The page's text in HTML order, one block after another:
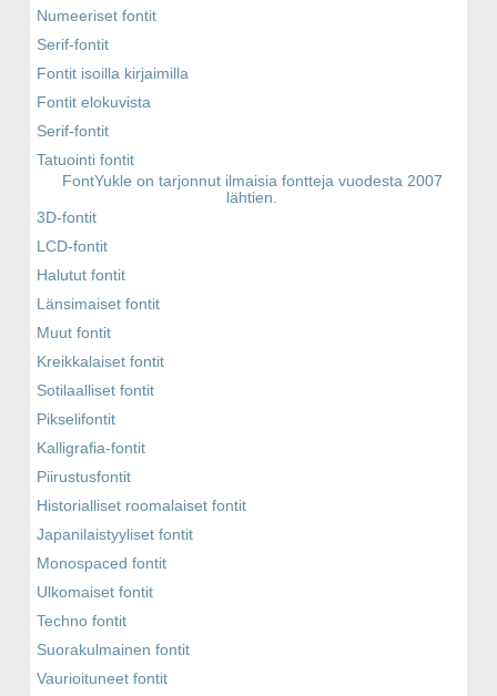
Numeeriset fontit
Serif-fontit
Fontit isoilla kirjaimilla
Fontit elokuvista
Serif-fontit
Tatuointi fontit
FontYukle on tarjonnut ilmaisia fontteja vuodesta 2007
lähtien.
3D-fontit
LCD-fontit
Halutut fontit
Länsimaiset fontit
Muut fontit
Kreikkalaiset fontit
Sotilaalliset fontit
Pikselifontit
Kalligrafia-fontit
Piirustusfontit
Historialliset roomalaiset fontit
Japanilaistyyliset fontit
Monospaced fontit
Ulkomaiset fontit
Techno fontit
Suorakulmainen fontit
Vaurioituneet fontit